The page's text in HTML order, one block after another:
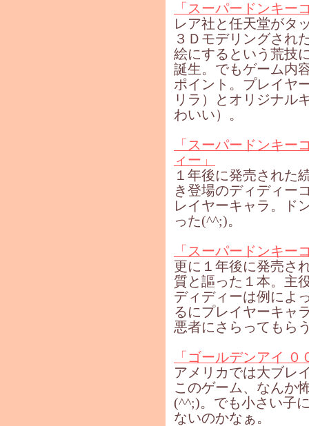
「スーパードンキー
レア社と任天堂がタ
３Ｄモデリングされ
絵にするという荒技
誕生。でもゲーム内
ポイント。プレイヤ
リラ）とオリジナル
わいい）。
「スーパードンキー
ィー」
１年後に発売された
き登場のディディー
レイヤーキャラ。ド
った(^^;)。
「スーパードンキー
更に１年後に発売さ
質と謳った１本。主
ディディーは例によ
るにプレイヤーキャ
悪者にさらってもら
「ゴールデンアイ ０
アメリカでは大ブレ
このゲーム、なんか
(^^;)。でも小さい子
ないのかなぁ。